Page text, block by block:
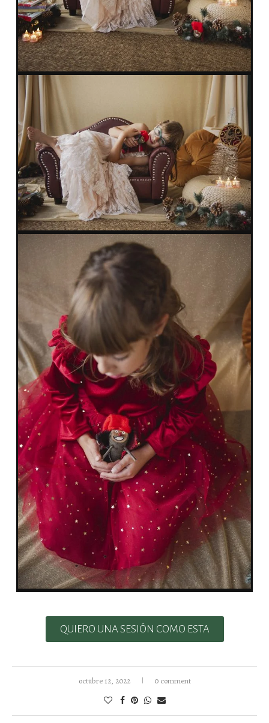
QUIERO UNA SESIÓN COMO ESTA
octubre 12, 2022 0 comment